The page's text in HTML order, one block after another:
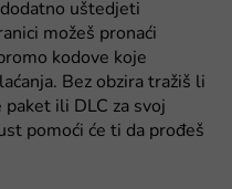
uštedjeti
možeš pronaći
kodove koje
Bez obzira tražiš li
ili DLC za svoj
pomoći će ti da prođeš